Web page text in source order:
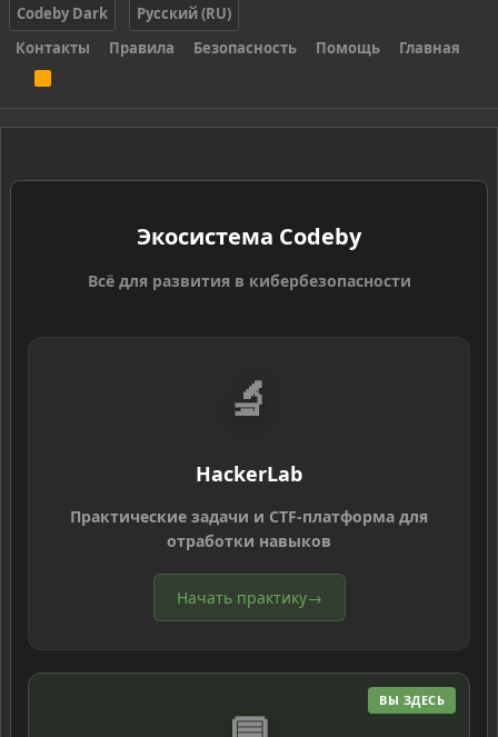
Codeby Dark
Русский (RU)
Контакты
Правила Безопасность Помощь Главная
S
Экосистема Codeby
Всё для развития в кибербезопасности
🔬
HackerLab
Практические задачи и CTF-платформа для
отработки навыков
Начать практику→
ВЫ ЗДЕСЬ